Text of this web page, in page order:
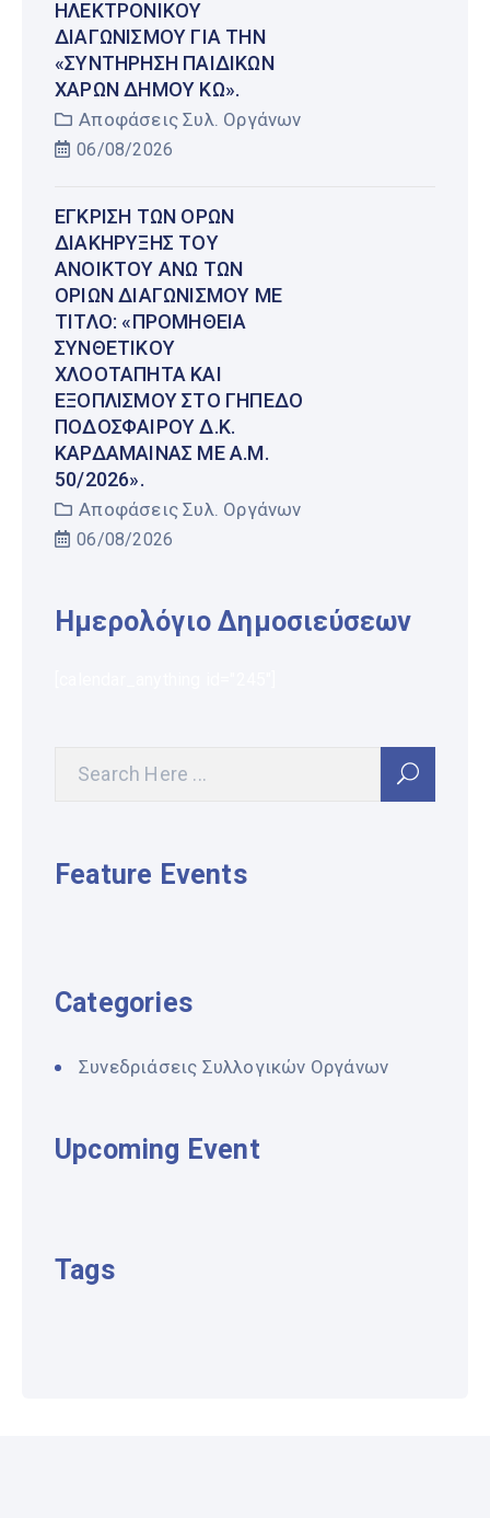
ΗΛΕΚΤΡΟΝΙΚΟΎ
ΔΙΑΓΩΝΙΣΜΟΎ ΓΙΑ ΤΗΝ
«ΣΥΝΤΉΡΗΣΗ ΠΑΙΔΙΚΏΝ
ΧΑΡΏΝ ΔΉΜΟΥ ΚΩ».
Αποφάσεις Συλ. Οργάνων
06/08/2026
ΈΓΚΡΙΣΗ ΤΩΝ ΌΡΩΝ
ΔΙΑΚΉΡΥΞΗΣ ΤΟΥ
ΑΝΟΙΚΤΟΎ ΆΝΩ ΤΩΝ
ΟΡΊΩΝ ΔΙΑΓΩΝΙΣΜΟΎ ΜΕ
ΤΊΤΛΟ: «ΠΡΟΜΉΘΕΙΑ
ΣΥΝΘΕΤΙΚΟΎ
ΧΛΟΟΤΆΠΗΤΑ ΚΑΙ
ΕΞΟΠΛΙΣΜΟΎ ΣΤΟ ΓΉΠΕΔΟ
ΠΟΔΟΣΦΑΊΡΟΥ Δ.Κ.
ΚΑΡΔΆΜΑΙΝΑΣ ΜΕ Α.Μ.
50/2026».
Αποφάσεις Συλ. Οργάνων
06/08/2026
Ημερολόγιο Δημοσιεύσεων
Feature Events
Categories
Συνεδριάσεις Συλλογικών Οργάνων
Upcoming Event
Tags